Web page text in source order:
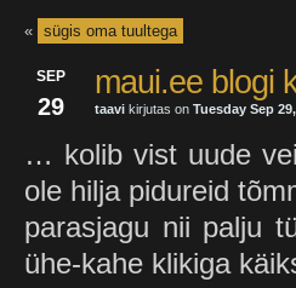
« sügis oma tuultega
SEP
29
maui.ee blogi
taavi kirjutas on Tuesday Sep
… kolib vist uude
ole hilja pidureid
parasjagu nii palju
ühe-kahe klikiga